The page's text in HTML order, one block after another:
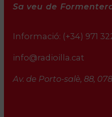
Sa veu de
Informació: (+34) 971
info@radioilla.cat
Av. de Porto-salè, 88,